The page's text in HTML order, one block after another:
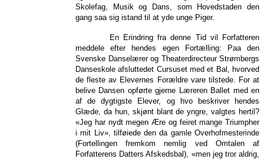
Skolefag, Musik og Dans, som Hovedstaden den
gang saa sig istand til at yde unge Piger.
En Erindring fra denne Tid vil Forfatteren
meddele efter hendes egen Fortælling: Paa den
Svenske Danselærer og Theaterdirecteur Strømbergs
Danseskole afsluttedet Cursuset med et Bal, hvorved
de fleste av Elevernes Forældre vare tilstede. For at
belive Dansen opførte gjerne Læreren Ballet med en
af de dygtigste Elever, og hvo beskriver hendes
Glæde, da hun, skjønt blant de yngre, valgtes hertil?
«Jeg har nydt megen Ære og feiret mange Triumpher
i mit Liv», tilføiede den da gamle Overhofmesterinde
(Fortellingen fremkom nemlig ved Omtalen af
Forfatterens Datters Afskedsbal), «men jeg tror aldrig,